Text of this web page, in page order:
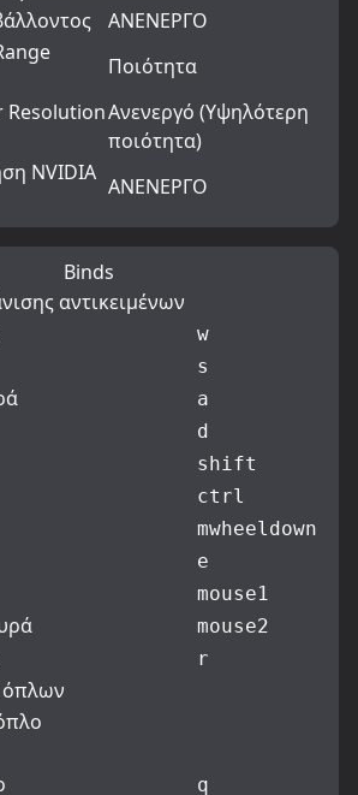
ΑΝΕΝΕΡΓΟ
Ποιότητα
ResolutionΑνενεργό (Υψηλότερη
ποιότητα)
NVIDIA
ΑΝΕΝΕΡΓΟ
Binds
αντικειμένων
w
s
a
d
shift
ctrl
mwheeldown
e
mouse1
mouse2
r
όπλων
q